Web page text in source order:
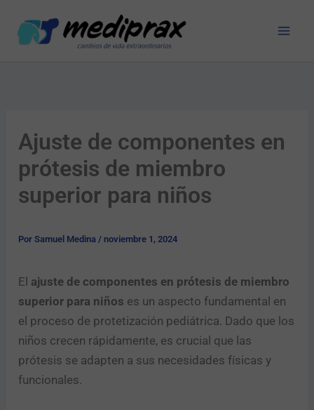
contenido
Ajuste de componentes en
prótesis de miembro
superior para niños
PorSamuel Medina / noviembre 1, 2024
El ajuste de componentes en prótesis de miembro
superior para niños es un aspecto fundamental en
el proceso de protetización pediátrica. Dado que los
niños crecen rápidamente, es crucial que las
prótesis se adapten a sus necesidades físicas y
funcionales.